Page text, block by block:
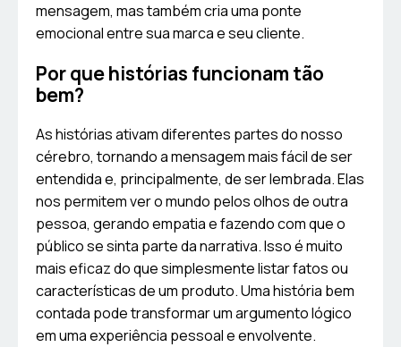
mensagem, mas também cria uma ponte
emocional entre sua marca e seu cliente.
Por que histórias funcionam tão
bem?
As histórias ativam diferentes partes do nosso
cérebro, tornando a mensagem mais fácil de ser
entendida e, principalmente, de ser lembrada. Elas
nos permitem ver o mundo pelos olhos de outra
pessoa, gerando empatia e fazendo com que o
público se sinta parte da narrativa. Isso é muito
mais eficaz do que simplesmente listar fatos ou
características de um produto. Uma história bem
contada pode transformar um argumento lógico
em uma experiência pessoal e envolvente.